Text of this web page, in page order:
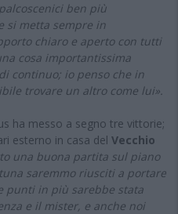
ben più
si metta sempre in
chiaro e aperto con tutti
cosa importantissima
continuo; io penso che in
trovare un altro come lui».
ha messo a segno tre vittorie;
esterno in casa del Vecchio
una buona partita sul piano
saremmo riusciti a portare
punti in più sarebbe stata
e il mister, e anche noi